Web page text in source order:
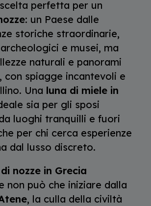
perfetta per un
: un Paese dalle
storiche straordinarie,
e musei, ma
naturali e panorami
con spiagge incantevoli e
Una luna di miele in
sia per gli sposi
luoghi tranquilli e fuori
per chi cerca esperienze
dal lusso discreto.
nozze in Grecia
non può che iniziare dalla
, la culla della civiltà